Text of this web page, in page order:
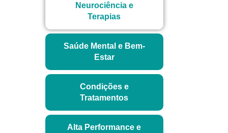
Neurociência e
Terapias
Saúde Mental e Bem-
Estar
Condições e
Tratamentos
Alta Performance e